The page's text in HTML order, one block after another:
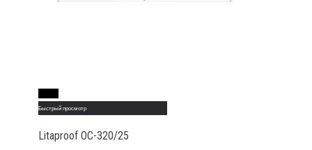
Быстрый просмотр
Litaproof OC-320/25